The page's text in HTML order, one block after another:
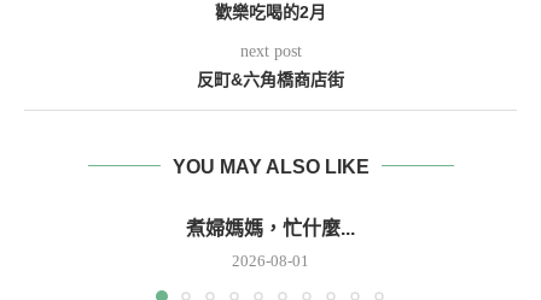
歡樂吃喝的2月
next post
反町&六角橋商店街
YOU MAY ALSO LIKE
煮婦媽媽，忙什麼...
2026-08-01